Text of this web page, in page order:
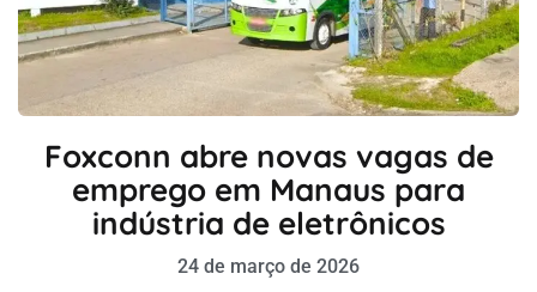
Foxconn abre novas vagas de
emprego em Manaus para
indústria de eletrônicos
24 de março de 2026